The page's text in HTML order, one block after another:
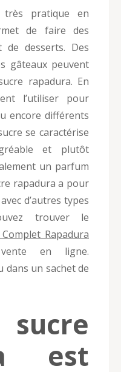
pratique en
de faire des
de desserts. Des
gâteaux peuvent
rapadura. En
l’utiliser pour
encore différents
se caractérise
et plutôt
un parfum
rapadura a pour
d’autres types
trouver le
Rapadura
en ligne.
dans un sachet de
est